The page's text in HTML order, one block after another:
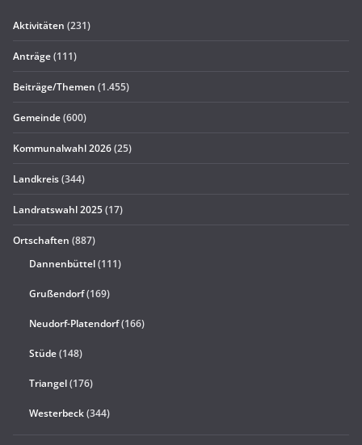
Aktivitäten (231)
Anträge(111)
Beiträge/Themen (1.455)
Gemeinde(600)
Kommunalwahl 2026(25)
Landkreis(344)
Landratswahl 2025(17)
Ortschaften (887)
Dannenbüttel(111)
Grußendorf(169)
Neudorf-Platendorf(166)
Stüde(148)
Triangel(176)
Westerbeck(344)